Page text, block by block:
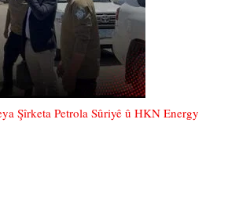
Şîrketa Petrola Sûriyê û HKN Energy